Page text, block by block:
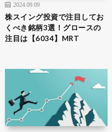
2024.09.09
株スイング投資で注目してお
くべき銘柄3選！グロースの
注目は【6034】MRT